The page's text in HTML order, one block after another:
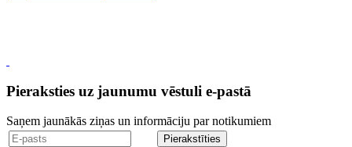
Pieraksties uz jaunumu vēstuli e-pastā
Saņem jaunākās ziņas un informāciju par notikumiem